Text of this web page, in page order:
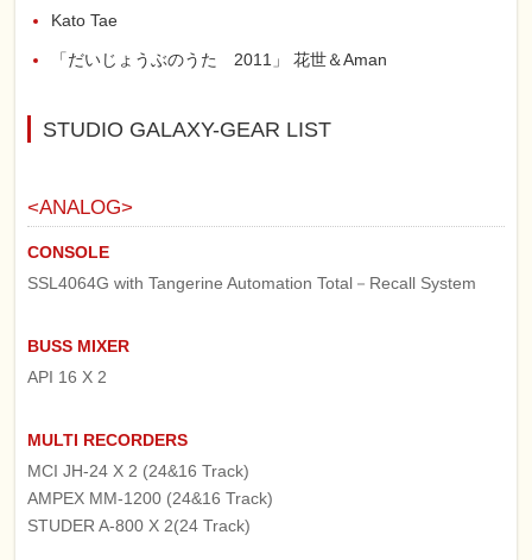
Kato Tae
「だいじょうぶのうた 2011」 花世＆Aman
STUDIO GALAXY-GEAR LIST
<ANALOG>
CONSOLE
SSL4064G with Tangerine Automation Total－Recall System
BUSS MIXER
API 16 X 2
MULTI RECORDERS
MCI JH-24 X 2 (24&16 Track)
AMPEX MM-1200 (24&16 Track)
STUDER A-800 X 2(24 Track)